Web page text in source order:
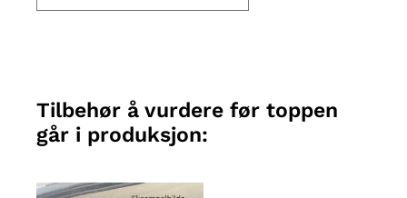
r
9
Tilbehør å vurdere før toppen
går i produksjon: